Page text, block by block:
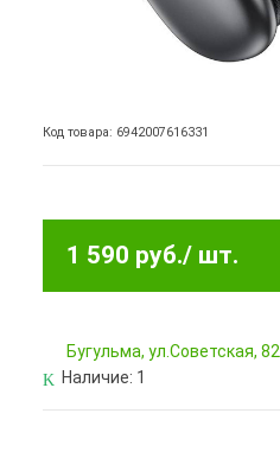
Код товара: 6942007616331
1 590 руб./ шт.
Бугульма, ул.Советская, 82
Наличие: 1